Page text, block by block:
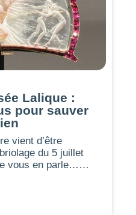
Lalique :
pour sauver
vient d’être
du 5 juillet
vous en parle……